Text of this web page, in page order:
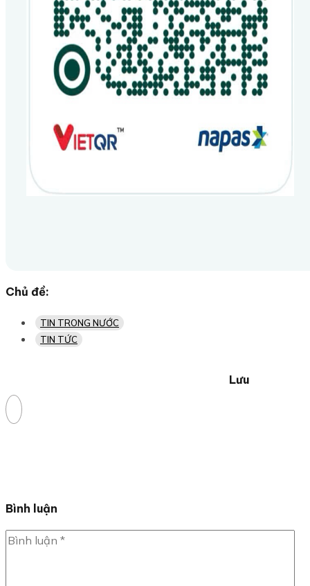
Chủ đề:
TIN TRONG NƯỚC
TIN TỨC
Lưu
Bình luận